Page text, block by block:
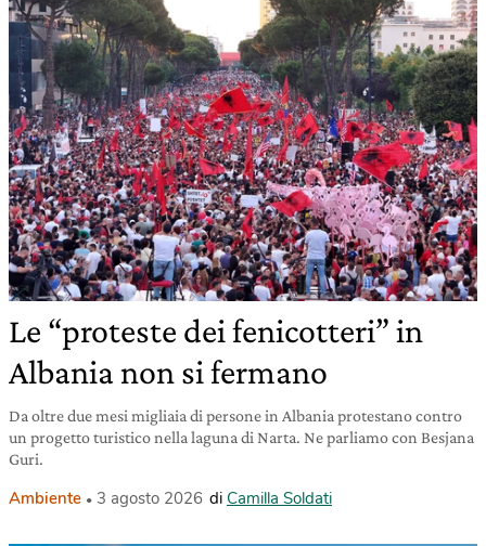
Le “proteste dei fenicotteri” in
Albania non si fermano
Da oltre due mesi migliaia di persone in Albania protestano contro
un progetto turistico nella laguna di Narta. Ne parliamo con Besjana
Guri.
Ambiente 3 agosto 2026 di Camilla Soldati